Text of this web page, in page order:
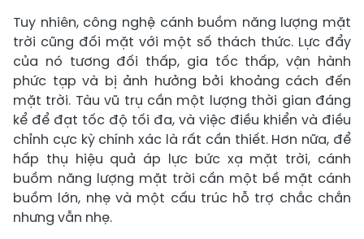
Tuy nhiên, công nghệ cánh buồm năng lượng mặt
trời cũng đối mặt với một số thách thức. Lực đẩy
của nó tương đối thấp, gia tốc thấp, vận hành
phức tạp và bị ảnh hưởng bởi khoảng cách đến
mặt trời. Tàu vũ trụ cần một lượng thời gian đáng
kể để đạt tốc độ tối đa, và việc điều khiển và điều
chỉnh cực kỳ chính xác là rất cần thiết. Hơn nữa, để
hấp thụ hiệu quả áp lực bức xạ mặt trời, cánh
buồm năng lượng mặt trời cần một bề mặt cánh
buồm lớn, nhẹ và một cấu trúc hỗ trợ chắc chắn
nhưng vẫn nhẹ.